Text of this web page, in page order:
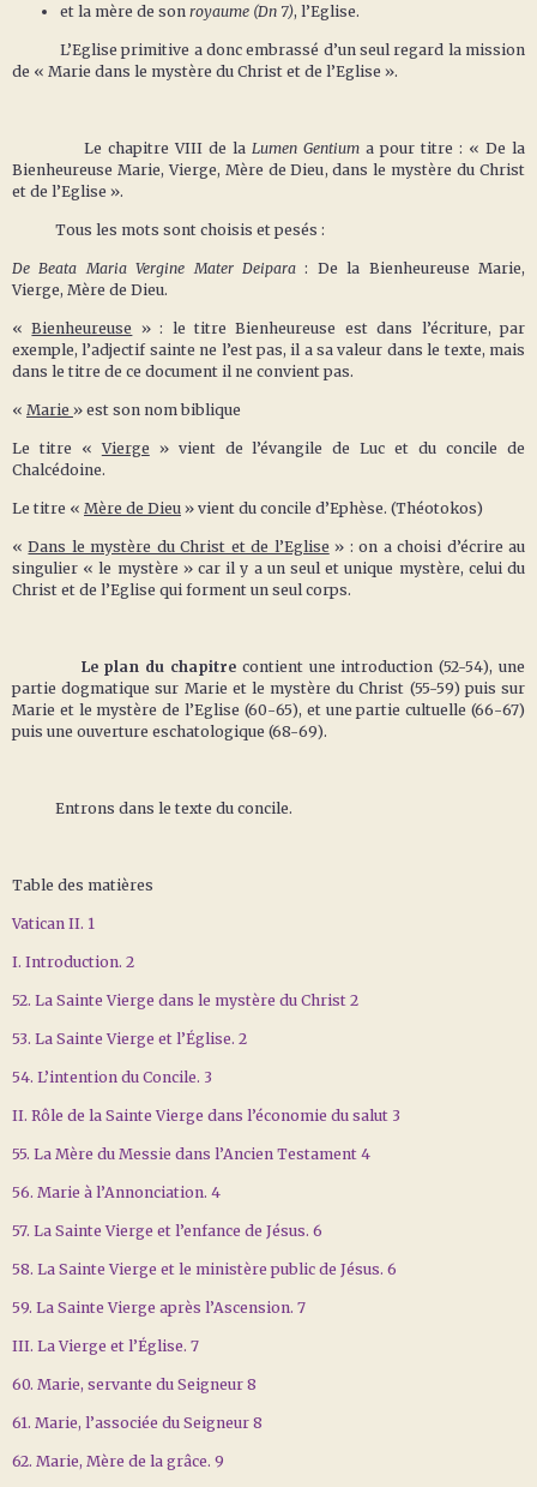
et la mère de son royaume (Dn 7), l’Eglise.
L’Eglise primitive a donc embrassé d’un seul regard la mission
de « Marie dans le mystère du Christ et de l’Eglise ».
Le chapitre VIII de la Lumen Gentium a pour titre : « De la
Bienheureuse Marie, Vierge, Mère de Dieu, dans le mystère du Christ
et de l’Eglise ».
Tous les mots sont choisis et pesés :
De Beata Maria Vergine Mater Deipara : De la Bienheureuse Marie,
Vierge, Mère de Dieu.
«Bienheureuse » : le titre Bienheureuse est dans l’écriture, par
exemple, l’adjectif sainte ne l’est pas, il a sa valeur dans le texte, mais
dans le titre de ce document il ne convient pas.
« Marie » est son nom biblique
Le titre «Vierge » vient de l’évangile de Luc et du concile de
Chalcédoine.
Le titre « Mère de Dieu » vient du concile d’Ephèse. (Théotokos)
«Dans le mystère du Christ et de l’Eglise » : on a choisi d’écrire au
singulier « le mystère » car il y a un seul et unique mystère, celui du
Christ et de l’Eglise qui forment un seul corps.
Le plan du chapitre contient une introduction (52-54), une
partie dogmatique sur Marie et le mystère du Christ (55-59) puis sur
Marie et le mystère de l’Eglise (60-65), et une partie cultuelle (66-67)
puis une ouverture eschatologique (68-69).
Entrons dans le texte du concile.
Table des matières
Vatican II. 1
I. Introduction. 2
52. La Sainte Vierge dans le mystère du Christ 2
53. La Sainte Vierge et l’Église. 2
54. L’intention du Concile. 3
II. Rôle de la Sainte Vierge dans l’économie du salut 3
55. La Mère du Messie dans l’Ancien Testament 4
56. Marie à l’Annonciation. 4
57. La Sainte Vierge et l’enfance de Jésus. 6
58. La Sainte Vierge et le ministère public de Jésus. 6
59. La Sainte Vierge après l’Ascension. 7
III. La Vierge et l’Église. 7
60. Marie, servante du Seigneur 8
61. Marie, l’associée du Seigneur 8
62. Marie, Mère de la grâce. 9